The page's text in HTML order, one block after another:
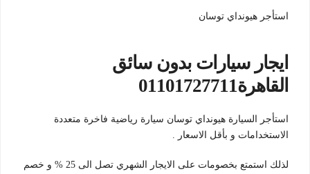
استأجر هيونداي توسان
ايجار سيارات بدون سائق
القاهرة01101727711
استأجر السيارة هيونداي توسان سيارة رياضية فاخرة متعددة
الاستخدامات و بأقل الاسعار .
لذلك استمتع بخصومات على الايجار الشهري تصل الى 25 % و خصم